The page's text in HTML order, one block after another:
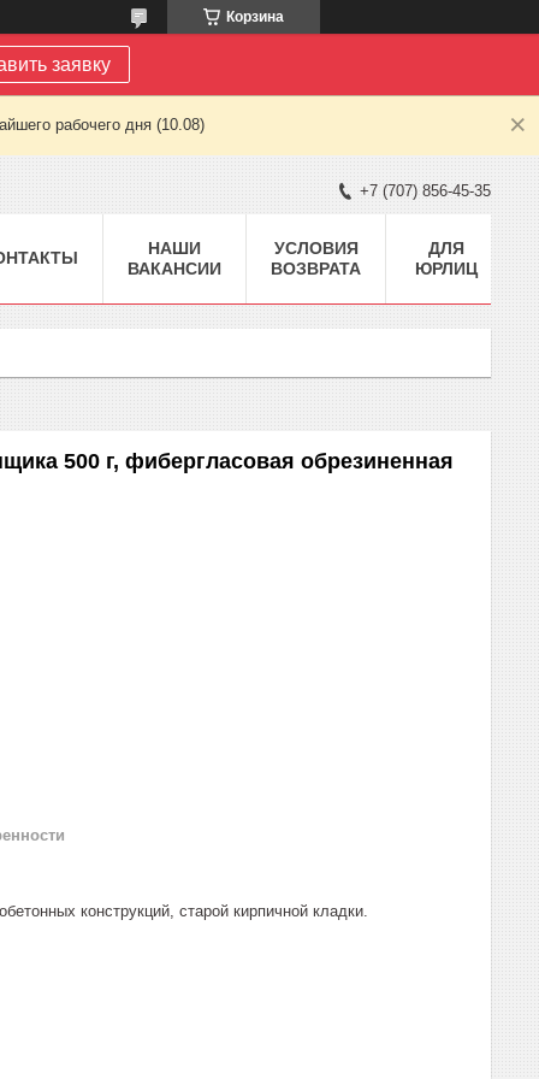
Корзина
заявку
рабочего дня (10.08)
+7 (707) 856-45-35
НАШИ
ВАКАНСИИ
УСЛОВИЯ
ВОЗВРАТА
ДЛЯ
ЮРЛИЦ
500 г, фибергласовая обрезиненная
конструкций, старой кирпичной кладки.